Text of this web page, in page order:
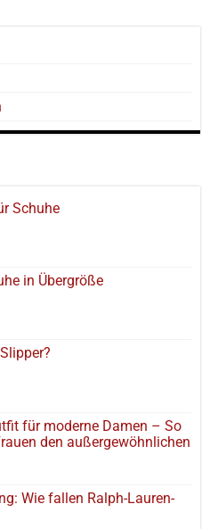
Schuhe
in Übergröße
für moderne Damen – So
den außergewöhnlichen
Wie fallen Ralph-Lauren-